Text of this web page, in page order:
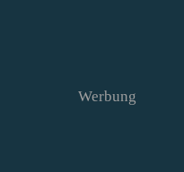
Werbung